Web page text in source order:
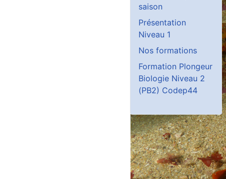
saison
Présentation
Niveau 1
Nos formations
Formation Plongeur
Biologie Niveau 2
(PB2) Codep44